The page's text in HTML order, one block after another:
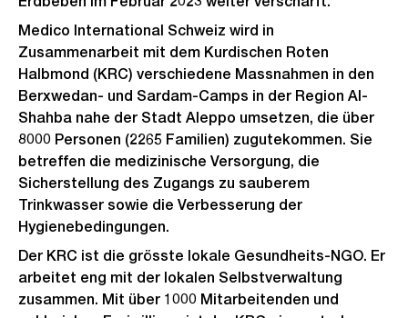
Medico International Schweiz wird in
Zusammenarbeit mit dem Kurdischen Roten
Halbmond (KRC) verschiedene Massnahmen in den
Berxwedan- und Sardam-Camps in der Region Al-
Shahba nahe der Stadt Aleppo umsetzen, die über
8000 Personen (2265 Familien) zugutekommen. Sie
betreffen die medizinische Versorgung, die
Sicherstellung des Zugangs zu sauberem
Trinkwasser sowie die Verbesserung der
Hygienebedingungen.
Der KRC ist die grösste lokale Gesundheits-NGO. Er
arbeitet eng mit der lokalen Selbstverwaltung
zusammen. Mit über 1000 Mitarbeitenden und